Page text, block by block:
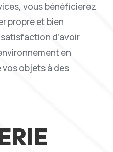
vous bénéficierez
propre et bien
d’avoir
en
objets à des